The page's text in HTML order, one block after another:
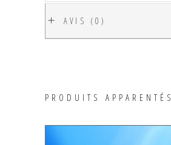
AVIS (0)
PRODUITS APPARENTÉS